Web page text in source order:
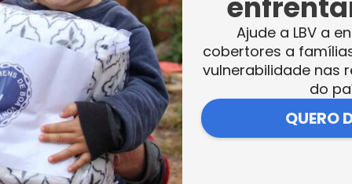
Silva
, também recebeu a doação, e ao
pois, não teria comida para os próximo
Confira.
Ajude a LBV a
cobertores a
vulnerabilidade nas
do
QUERO